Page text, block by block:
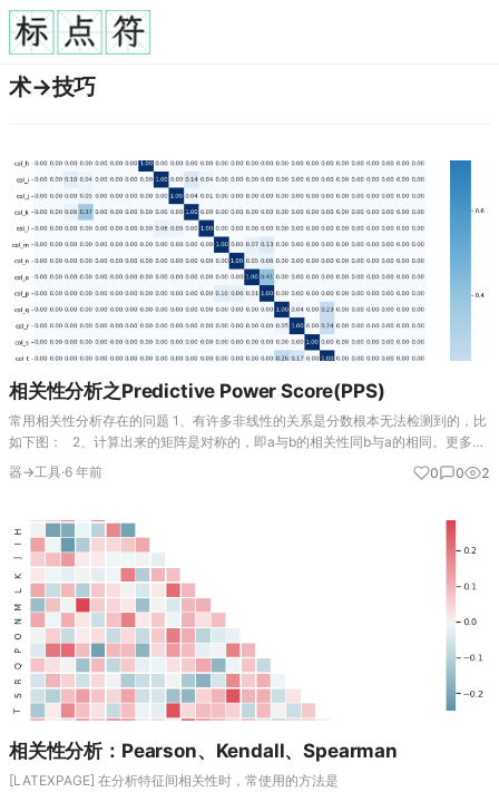
术→技巧
相关性分析之Predictive Power Score(PPS)
常用相关性分析存在的问题 1、有许多非线性的关系是分数根本无法检测到的，比
如下图： 2、计算出来的矩阵是对称的，即a与b的相关性同b与a的相同。更多的
时候，关系是不对称的。一个有3个唯一值的列永远不可能完美地预测另一个有
100…
器→工具·6 年前 0 0 2
相关性分析：Pearson、Kendall、Spearman
[LATEXPAGE] 在分析特征间相关性时，常使用的方法是